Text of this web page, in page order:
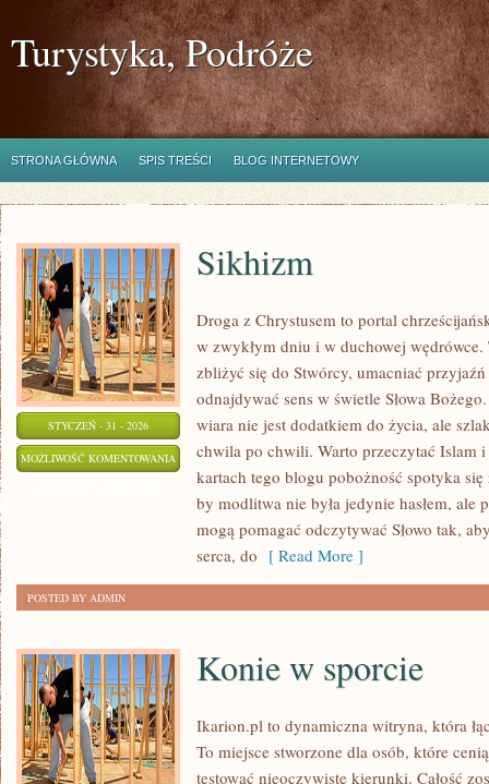
Turystyka, Podróże
STRONA GŁÓWNA SPIS TREŚCI BLOG INTERNETOWY
STYCZEŃ - 31 - 2026
MOŻLIWOŚĆ KOMENTOWANIA SIKHIZM
Sikhizm
Droga z Chrystusem to portal
w zwykłym dniu i w duchowej
zbliżyć się do Stwórcy, umacniać
odnajdywać sens w świetle Słowa
wiara nie jest dodatkiem do życia, ale
chwila po chwili. Warto przeczytać Islam
kartach tego blogu pobożność spotyka
by modlitwa nie była jedynie hasłem, ale
mogą pomagać odczytywać Słowo tak,
serca, do [ Read More ]
POSTED BY ADMIN
Konie w sporcie
Ikarion.pl to dynamiczna witryna, która
To miejsce stworzone dla osób, które
testować nieoczywiste kierunki. Całość